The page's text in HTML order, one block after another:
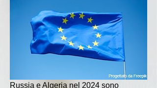
Russia e Algeria nel 2024 sono